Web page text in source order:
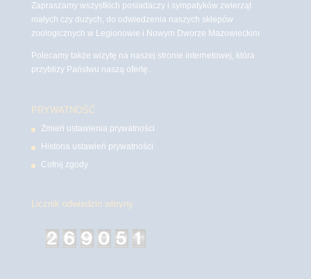
Zapraszamy wszystkich posiadaczy i sympatyków zwierząt
małych czy dużych, do odwiedzenia naszych sklepów
zoologicznych w Legionowie i Nowym Dworze Mazowieckim
Polecamy także wizytę na naszej stronie internetowej, która
przybliży Państwu naszą ofertę.
PRYWATNOŚĆ
Zmień ustawienia prywatności
Historia ustawień prywatności
Cofnij zgody
Licznik odwiedzin witryny